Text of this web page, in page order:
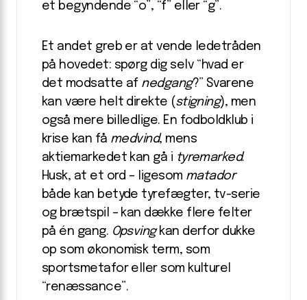
et begyndende “o”, “f” eller “g”.
Et andet greb er at vende ledetråden
på hovedet: spørg dig selv “hvad er
det modsatte af nedgang?” Svarene
kan være helt direkte (stigning), men
også mere billedlige. En fodboldklub i
krise kan få medvind, mens
aktiemarkedet kan gå i tyremarked.
Husk, at et ord – ligesom matador
både kan betyde tyrefægter, tv-serie
og brætspil – kan dække flere felter
på én gang. Opsvingkan derfor dukke
op som økonomisk term, som
sportsmetafor eller som kulturel
“renæssance”.